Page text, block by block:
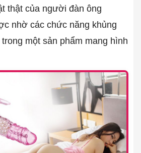
thật của người đàn ông
nhờ các chức năng khủng
một sản phẩm mang hình